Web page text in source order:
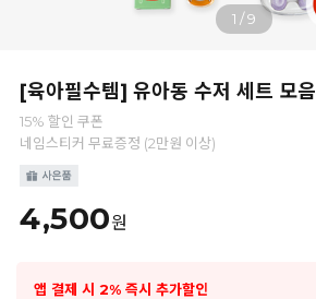
1 /9
[육아필수템] 유아동 수저 세트 모음
15% 할인 쿠폰
네임스티커 무료증정 (2만원 이상)
4,500원
앱 결제 시 2% 즉시 추가할인